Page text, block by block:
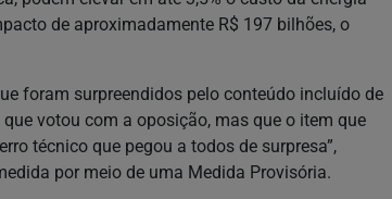
de aproximadamente R$ 197 bilhões, o
foram surpreendidos pelo conteúdo incluído de
votou com a oposição, mas que o item que
técnico que pegou a todos de surpresa”,
por meio de uma Medida Provisória.